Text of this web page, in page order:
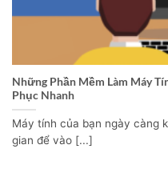
Những Phần Mềm Làm Máy
Phục Nhanh
Máy tính của bạn ngày càng
gian để vào [...]